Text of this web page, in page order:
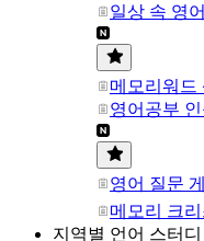
일상 속 영
메모리워드
영어공부
영어 질문
메모리 크
지역별 언어 스터디